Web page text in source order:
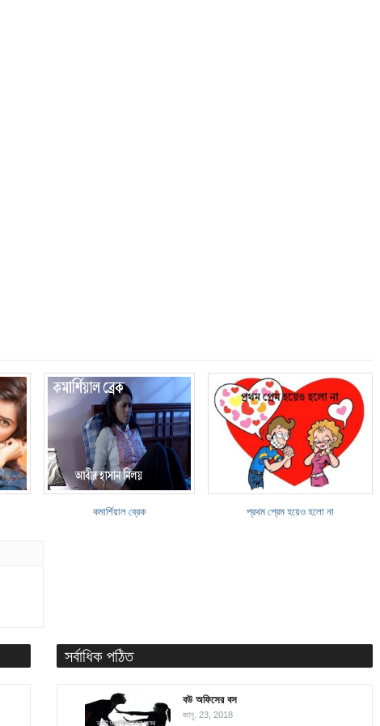
কমার্শিয়াল ব্রেক প্রথম প্রেম হয়েও হলো না
সর্বাধিক পঠিত
বউ অফিসের বস
জানু. 23, 2018